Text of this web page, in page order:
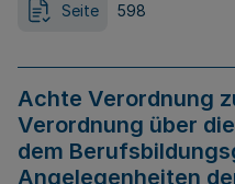
Seite 598
Achte Verordnung
Verordnung über
dem
Angelegenheiten